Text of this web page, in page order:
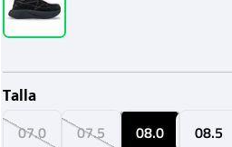
Talla
07.0 07.5 08.0 08.5